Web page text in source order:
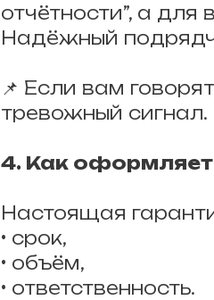
отчётности”, а
Надёжный
📌 Если вам
тревожный сигнал.
4. Как
Настоящая
• срок,
• объём,
• ответственность.